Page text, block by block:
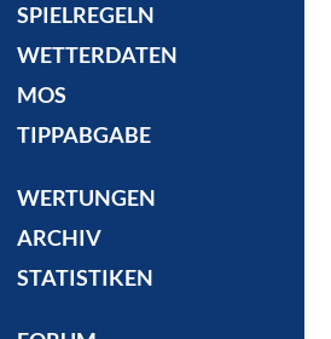
SPIELREGELN
WETTERDATEN
MOS
TIPPABGABE
WERTUNGEN
ARCHIV
STATISTIKEN